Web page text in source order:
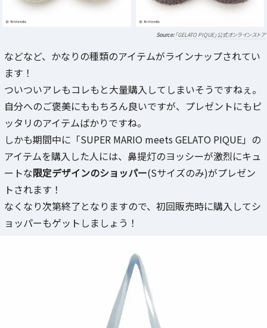
「GELATO PIQUE」公式オンラインストア
などなど、かなりの種類のアイテムがラインナップされてい
ます！
ついついアレもコレもと大量購入してしまいそうですねぇ。
自分へのご褒美にももちろん良いですが、プレゼントにもピ
ッタリのアイテムばかりですね。
しかも期間中に「SUPER MARIO meets GELATO PIQUE」の
アイテムを購入した人には、鼻提灯のヨッシーが激烈にキュ
ートな限定デザインのショッパー(Sサイズのみ)がプレゼン
トされます！
なくなり次第終了となりますので、初回販売時に購入してシ
ョッパーもゲットしましょう！